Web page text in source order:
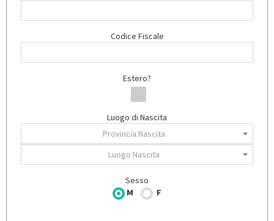
Codice Fiscale
Estero?
Luogo di Nascita
Provincia Nascita
Luogo Nascita
Sesso
M
F